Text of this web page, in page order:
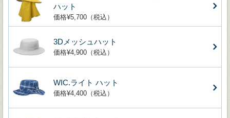
ハット
価格¥5,700（税込）
3Dメッシュハット
価格¥4,900（税込）
WIC.ライト ハット
価格¥4,400（税込）